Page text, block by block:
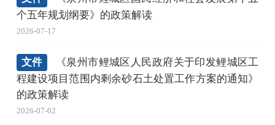
个五年规划纲要》的政策解读
2026-07-17
文件
《泉州市鲤城区人民政府关于印发鲤城区工
程建设项目范围内剩余砂石土处置工作方案的通知》
的政策解读
2026-07-02